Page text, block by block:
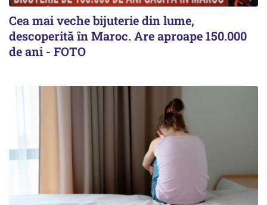
Cea mai veche bijuterie din lume,
descoperită în Maroc. Are aproape 150.000
de ani - FOTO